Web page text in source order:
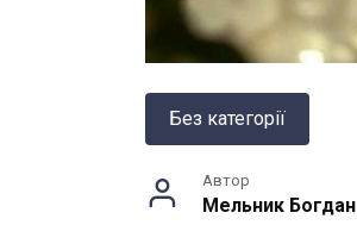
Без категорії
Автор
Мельник Богдан